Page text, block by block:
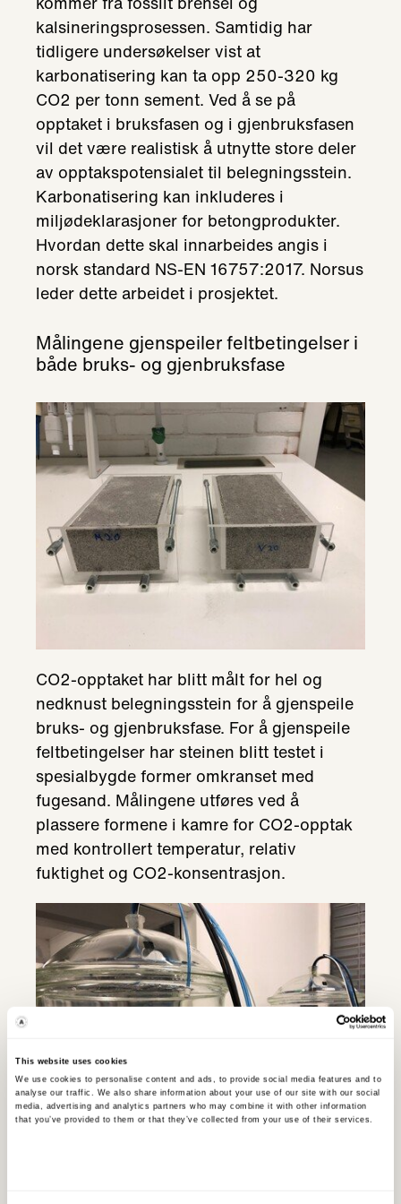
This website uses cookies
We use cookies to personalise content and ads, to provide social media features and to
analyse our traffic. We also share information about your use of our site with our social
media, advertising and analytics partners who may combine it with other information
that you’ve provided to them or that they’ve collected from your use of their services.
kalsineringsprosessen. Samtidig har
tidligere undersøkelser vist at
karbonatisering kan ta opp 250-320 kg
CO2 per tonn sement. Ved å se på
opptaket i bruksfasen og i gjenbruksfasen
vil det være realistisk å utnytte store deler
av opptakspotensialet til belegningsstein.
Karbonatisering kan inkluderes i
miljødeklarasjoner for betongprodukter.
Hvordan dette skal innarbeides angis i
norsk standard NS-EN 16757:2017. Norsus
leder dette arbeidet i prosjektet.
Målingene gjenspeiler feltbetingelser i
både bruks- og gjenbruksfase
CO2-opptaket har blitt målt for hel og
nedknust belegningsstein for å gjenspeile
bruks- og gjenbruksfase. For å gjenspeile
feltbetingelser har steinen blitt testet i
spesialbygde former omkranset med
fugesand. Målingene utføres ved å
plassere formene i kamre for CO2-opptak
med kontrollert temperatur, relativ
fuktighet og CO2-konsentrasjon.